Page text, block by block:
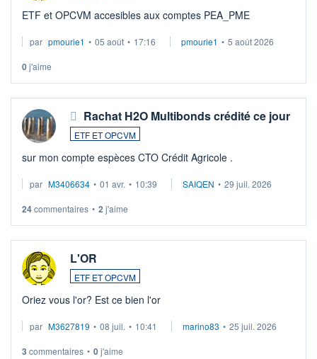
ETF et OPCVM accesibles aux comptes PEA_PME
par pmourie1 • 05 août • 17:16 pmourie1 • 5 août 2026
0j'aime
Rachat H2O Multibonds crédité ce jour
ETF ET OPCVM
sur mon compte espèces CTO Crédit Agricole .
par M3406634 • 01 avr. • 10:39 SAIQEN • 29 juil. 2026
24commentaires • 2 j'aime
L'OR
ETF ET OPCVM
Oriez vous l'or? Est ce bien l'or
par M3627819 • 08 juil. • 10:41 marino83 • 25 juil. 2026
3 commentaires • 0j'aime